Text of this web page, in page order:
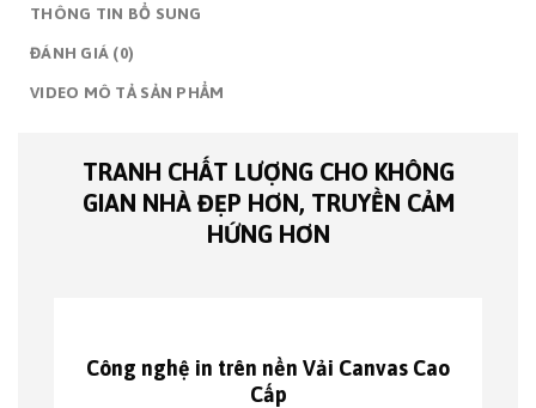
THÔNG TIN BỔ SUNG
ĐÁNH GIÁ (0)
VIDEO MÔ TẢ SẢN PHẨM
TRANH CHẤT LƯỢNG CHO KHÔNG
GIAN NHÀ ĐẸP HƠN, TRUYỀN CẢM
HỨNG HƠN
Công nghệ in trên nền Vải Canvas Cao
Cấp